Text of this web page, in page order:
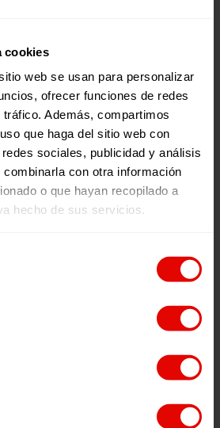
cookies
web se usan para personalizar
ofrecer funciones de redes
Además, compartimos
que haga del sitio web con
sociales, publicidad y análisis
con otra información
o que hayan recopilado a
hecho de sus servicios.
guerra: reben assistència
nouscentres socials on 7.409
posarem en marxa tres
a Al-Haouz i Taroudant.
freqüents
Entrecultures al Marroc?